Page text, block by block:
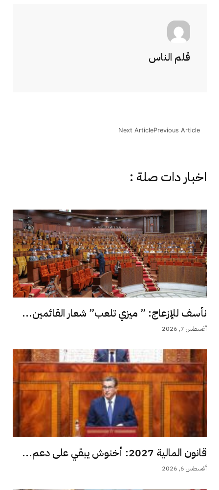
قلم الناس
Previous Article
Next Article
اخبار دات صلة :
نأسف للإزعاج: ” ميزي تلعب” شعار القائمين...
أغسطس 7, 2026
قانون المالية 2027: أخنوش يبقي على دعم...
أغسطس 6, 2026